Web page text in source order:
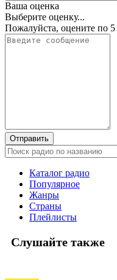
Ваша оценка
Выберите оценку...
Пожалуйста, оцените по
Отправить
Каталог радио
Популярное
Жанры
Страны
Плейлисты
Слушайте также